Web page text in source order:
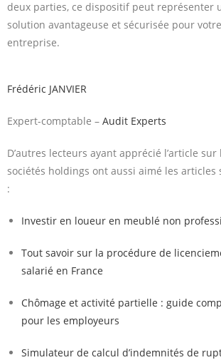
deux parties, ce dispositif peut représenter
solution avantageuse et sécurisée pour votre
entreprise.
Frédéric JANVIER
Expert-comptable – Audit Experts
D’autres lecteurs ayant apprécié l’article sur
sociétés holdings ont aussi aimé les articles
:
Investir en loueur en meublé non
Tout savoir sur la procédure de
salarié en France
Chômage et activité partielle : guide
pour les employeurs
Simulateur de calcul d’indemnités de